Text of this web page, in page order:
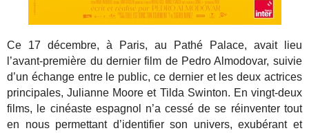
Ce 17 décembre, à Paris, au Pathé Palace, avait lieu
l’avant-première du dernier film de Pedro Almodovar, suivie
d’un échange entre le public, ce dernier et les deux actrices
principales, Julianne Moore et Tilda Swinton. En vingt-deux
films, le cinéaste espagnol n’a cessé de se réinventer tout
en nous permettant d’identifier son univers, exubérant et